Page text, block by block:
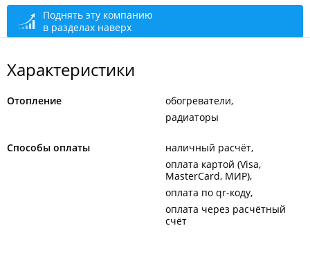
открыто: 09:00–18:00
Поднять эту компанию
в разделах наверх
Характеристики
Отопление
обогреватели
радиаторы
Способы оплаты
наличный расчёт
оплата картой (Visa,
MasterCard, МИР)
оплата по qr-коду
оплата через расчётный
счёт